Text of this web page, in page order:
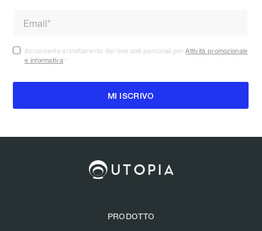
Acconsento al trattamento dei miei dati personali perAttività promozionale
e informativa *
PRODOTTO